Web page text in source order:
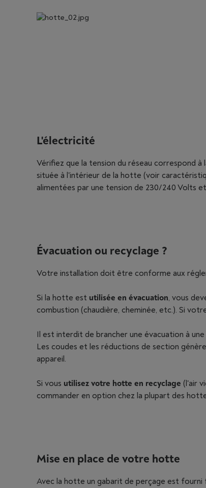
L'électricité
Vérifiez que la tension du réseau correspond
située à l'intérieur de la hotte (voir
alimentées par une tension de 230/240 Volts
Évacuation ou recyclage ?
Votre installation doit être conforme aux
Si la hotte est utilisée en évacuation, vous
combustion (chaudière, cheminée, etc.). Si
Il est interdit de brancher une évacuation à
Les coudes et les réductions de section
appareil.
Si vous utilisez votre hotte en recyclage (l'air
commander en option chez la plupart des
Mise en place de votre hotte
Avec la hotte un gabarit de perçage est fourni